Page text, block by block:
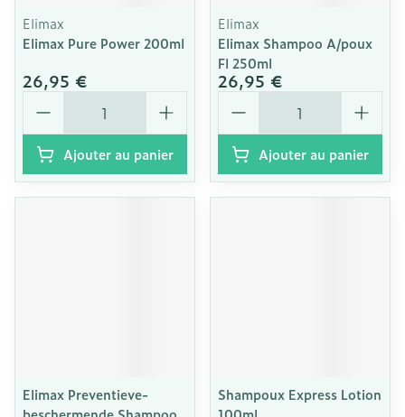
Elimax
Elimax Pure Power 200ml
26,95 €
Quantité
Ajouter au panier
Elimax
Elimax Shampoo A/poux
Fl 250ml
26,95 €
Quantité
Ajouter au panier
Elimax Preventieve-
Shampoux Express Lotion